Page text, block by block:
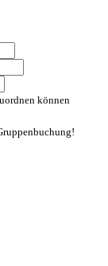
können